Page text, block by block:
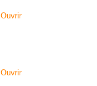
Ouvrir
Ouvrir